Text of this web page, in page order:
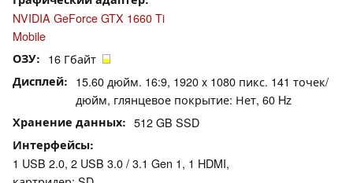
NVIDIA GeForce GTX 1660 Ti
Mobile
ОЗУ 16 Гбайт
Дисплей
15.60 дюйм. 16:9, 1920 x 1080 пикс. 141 точек/
дюйм, глянцевое покрытие: Нет, 60 Hz
Хранение данных 512 GB SSD
Интерфейсы
1 USB 2.0, 2 USB 3.0 / 3.1 Gen 1, 1 HDMI,